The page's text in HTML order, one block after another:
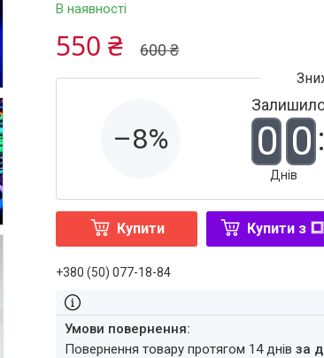
В наявності
600 ₴
550 ₴
–8% 0 0
Днів
Купити Купити з
+380 (50) 077-18-84
повернення товару протягом 14 днівза